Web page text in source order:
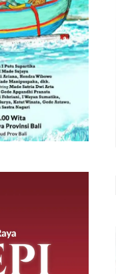
Tanam
di Tahura
SMSI Bali Terbitkan Manifesto Kebebasan Pers, Sikapi Gugatan Perdata terhadap Empat Media Siber